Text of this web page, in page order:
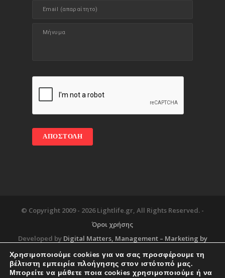
© Copyright 2009 - 2026 Lightlife.gr, All Rights Reserved. -
Όροι χρήσης
Developed by Digital Matters, Management – Marketing by
Χρησιμοποιούμε cookies για να σας προσφέρουμε τη
βέλτιστη εμπειρία πλοήγησης στον ιστότοπό μας.
Μπορείτε να μάθετε ποια cookies χρησιμοποιούμε ή να